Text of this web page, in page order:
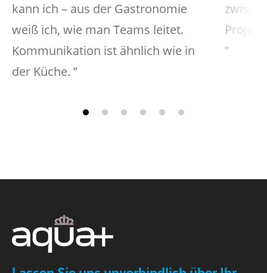
kann ich – aus der Gastronomie
weiß ich, wie man Teams leitet.
Kommunikation ist ähnlich wie in
der Küche.